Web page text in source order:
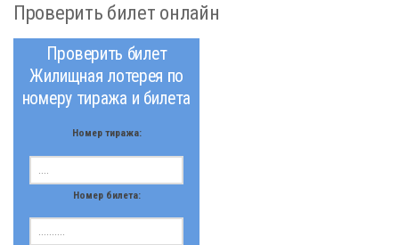
Проверить билет онлайн
Проверить билет
Жилищная лотерея по
номеру тиража и билета
Номер тиража:
Номер билета: